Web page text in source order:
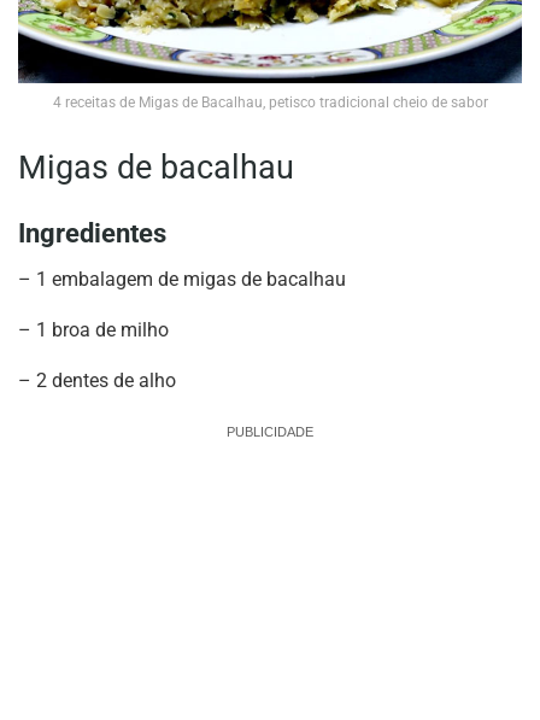
4 receitas de Migas de Bacalhau, petisco tradicional cheio de sabor
Migas de bacalhau
Ingredientes
– 1 embalagem de migas de bacalhau
– 1 broa de milho
– 2 dentes de alho
PUBLICIDADE